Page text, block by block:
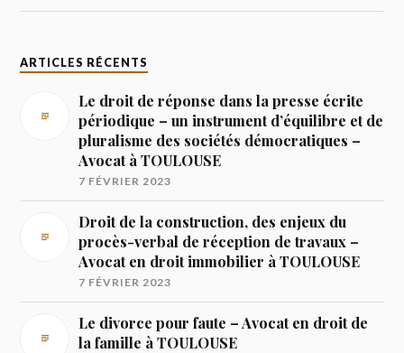
ARTICLES RÉCENTS
Le droit de réponse dans la presse écrite
périodique – un instrument d’équilibre et de
pluralisme des sociétés démocratiques –
Avocat à TOULOUSE
7 FÉVRIER 2023
Droit de la construction, des enjeux du
procès-verbal de réception de travaux –
Avocat en droit immobilier à TOULOUSE
7 FÉVRIER 2023
Le divorce pour faute – Avocat en droit de
la famille à TOULOUSE